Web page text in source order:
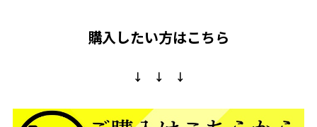
購入したい方はこちら
↓ ↓ ↓